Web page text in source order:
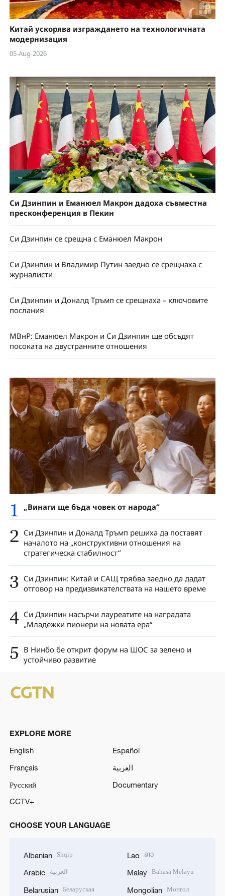
Китай ускорява изграждането на технологичната
модернизация
05-Aug-2026
Си Дзинпин и Еманюел Макрон дадоха съвместна
пресконференция в Пекин
Си Дзинпин се срещна с Еманюел Макрон
Си Дзинпин и Владимир Путин заедно се срещнаха с
журналисти
Си Дзинпин и Доналд Тръмп се срещнаха – ключовите
послания
МВнР: Еманюел Макрон и Си Дзинпин ще обсъдят
посоката на двустранните отношения
1 „Винаги ще бъда човек от народа“
2 Си Дзинпин и Доналд Тръмп решиха да поставят
началото на „конструктивни отношения на
стратегическа стабилност“
3 Си Дзинпин: Китай и САЩ трябва заедно да дадат
отговор на предизвикателствата на нашето време
4 Си Дзинпин насърчи лауреатите на наградата
„Младежки пионери на новата ера“
5 В Нинбо бе открит форум на ШОС за зелено и
устойчиво развитие
EXPLORE MORE
English
Español
Français
العربية
Русский
Documentary
CCTV+
CHOOSE YOUR LANGUAGE
Albanian Shqip
Arabic العربية
Belarusian Беларуская
Lao ລາວ
Malay Bahasa Melayu
Mongolian Монгол